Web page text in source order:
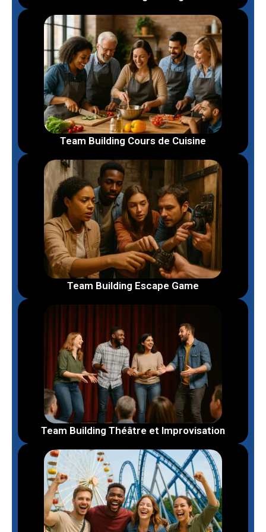
Team Building Cours de Cuisine
Team Building Escape Game
Team Building Théâtre et Improvisation